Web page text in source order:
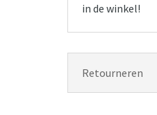
in de winkel!
Retourneren